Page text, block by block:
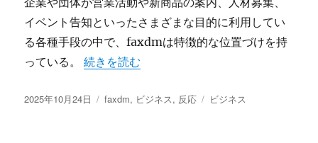
イベント告知といったさまざまな目的に利用してい
る各種手段の中で、faxdmは特徴的な位置づけを持
っている。“faxdmの効果と現代ビジネスで選ばれる理
続きを読む
投
2025年10月24日
カ
faxdm, ビジネス, 反応
タ
ビジネス